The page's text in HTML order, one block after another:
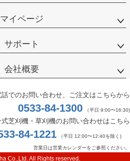
マイページ
サポート
会社概要
話でのお問い合わせ、ご注文はこちらから
0533-84-1300 （平日 9:00〜16:30)
芝刈機・草刈機のお問い合わせはこちら
84-1221 （平日 12:00〜12:40を除く)
営業日は営業カレンダーをご参照ください。
Co.,Ltd. All Rights reserved.